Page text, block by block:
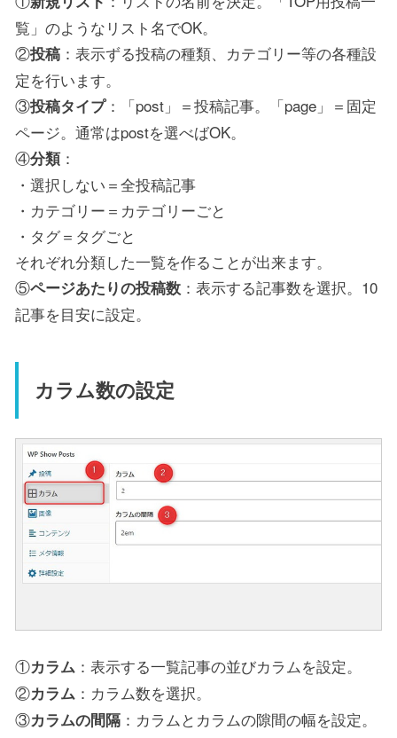
覧」のようなリスト名でOK。
②投稿 ：表示ずる投稿の種類、カテゴリー等の各種設
定を行います。
③投稿タイプ：「post」＝投稿記事。「page」＝固定
ページ。通常はpostを選べばOK。
④分類：
・選択しない＝全投稿記事
・カテゴリー＝カテゴリーごと
・タグ＝タグごと
それぞれ分類した一覧を作ることが出来ます。
⑤ページあたりの投稿数 ：表示する記事数を選択。10
記事を目安に設定。
カラム数の設定
①カラム ：表示する一覧記事の並びカラムを設定。
②カラム ：カラム数を選択。
③カラムの間隔 ：カラムとカラムの隙間の幅を設定。